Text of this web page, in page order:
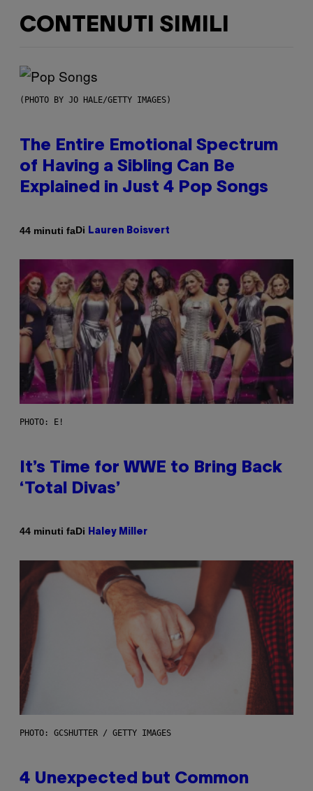
CONTENUTI SIMILI
(PHOTO BY JO HALE/GETTY IMAGES)
The Entire Emotional Spectrum
of Having a Sibling Can Be
Explained in Just 4 Pop Songs
44 minuti faDi Lauren Boisvert
PHOTO: E!
It’s Time for WWE to Bring Back
‘Total Divas’
44 minuti faDi Haley Miller
PHOTO: GCSHUTTER / GETTY IMAGES
4 Unexpected but Common